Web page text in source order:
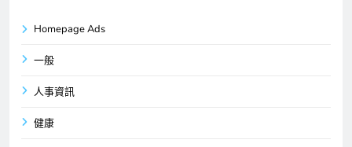
Homepage Ads
一般
人事資訊
健康